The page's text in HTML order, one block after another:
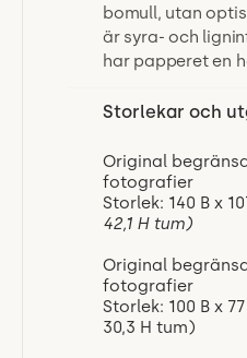
bomull, utan
är syra- och
har papperet en
Storlekar och
Original
fotografier
Storlek: 140 B x
42,1 H tum)
Original
fotografier
Storlek: 100 B x
30,3 H tum)